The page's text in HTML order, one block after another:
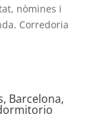
nòmines i
Corredoria
Barcelona,